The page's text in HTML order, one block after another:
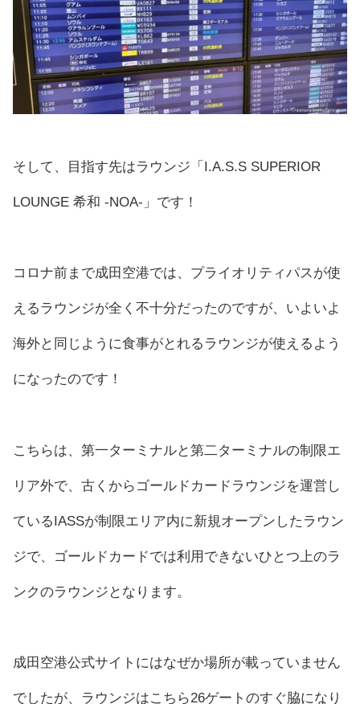
そして、目指す先はラウンジ「I.A.S.S SUPERIOR
LOUNGE 希和 -NOA-」です！
コロナ前まで成田空港では、プライオリティパスが使
えるラウンジが全く不十分だったのですが、いよいよ
海外と同じように食事がとれるラウンジが使えるよう
になったのです！
こちらは、第一ターミナルと第二ターミナルの制限エ
リア外で、古くからゴールドカードラウンジを運営し
ているIASSが制限エリア内に新規オープンしたラウン
ジで、ゴールドカードでは利用できないひとつ上のラ
ンクのラウンジとなります。
成田空港公式サイトにはなぜか場所が載っていません
でしたが、ラウンジはこちら26ゲートのすぐ脇になり